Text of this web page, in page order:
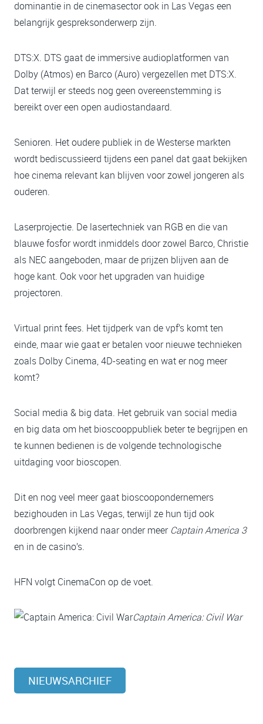
dominantie in de cinemasector ook in Las Vegas een
belangrijk gespreksonderwerp zijn.
DTS:X. DTS gaat de immersive audioplatformen van
Dolby (Atmos) en Barco (Auro) vergezellen met DTS:X.
Dat terwijl er steeds nog geen overeenstemming is
bereikt over een open audiostandaard.
Senioren. Het oudere publiek in de Westerse markten
wordt bediscussieerd tijdens een panel dat gaat bekijken
hoe cinema relevant kan blijven voor zowel jongeren als
ouderen.
Laserprojectie. De lasertechniek van RGB en die van
blauwe fosfor wordt inmiddels door zowel Barco, Christie
als NEC aangeboden, maar de prijzen blijven aan de
hoge kant. Ook voor het upgraden van huidige
projectoren.
Virtual print fees. Het tijdperk van de vpf’s komt ten
einde, maar wie gaat er betalen voor nieuwe technieken
zoals Dolby Cinema, 4D-seating en wat er nog meer
komt?
Social media & big data. Het gebruik van social media
en big data om het bioscooppubliek beter te begrijpen en
te kunnen bedienen is de volgende technologische
uitdaging voor bioscopen.
Dit en nog veel meer gaat bioscoopondernemers
bezighouden in Las Vegas, terwijl ze hun tijd ook
doorbrengen kijkend naar onder meer Captain America 3
en in de casino’s.
HFN volgt CinemaCon op de voet.
Captain America: Civil War
NIEUWSARCHIEF